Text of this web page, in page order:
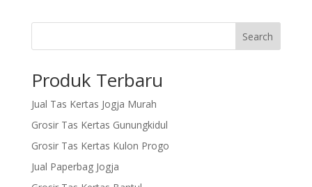
Search
Produk Terbaru
Jual Tas Kertas Jogja Murah
Grosir Tas Kertas Gunungkidul
Grosir Tas Kertas Kulon Progo
Jual Paperbag Jogja